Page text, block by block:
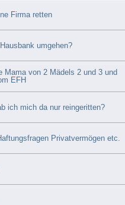
Firma retten
umgehen?
Mama von 2 Mädels 2 und 3 und
EFH
ich mich da nur reingeritten?
Privatvermögen etc.